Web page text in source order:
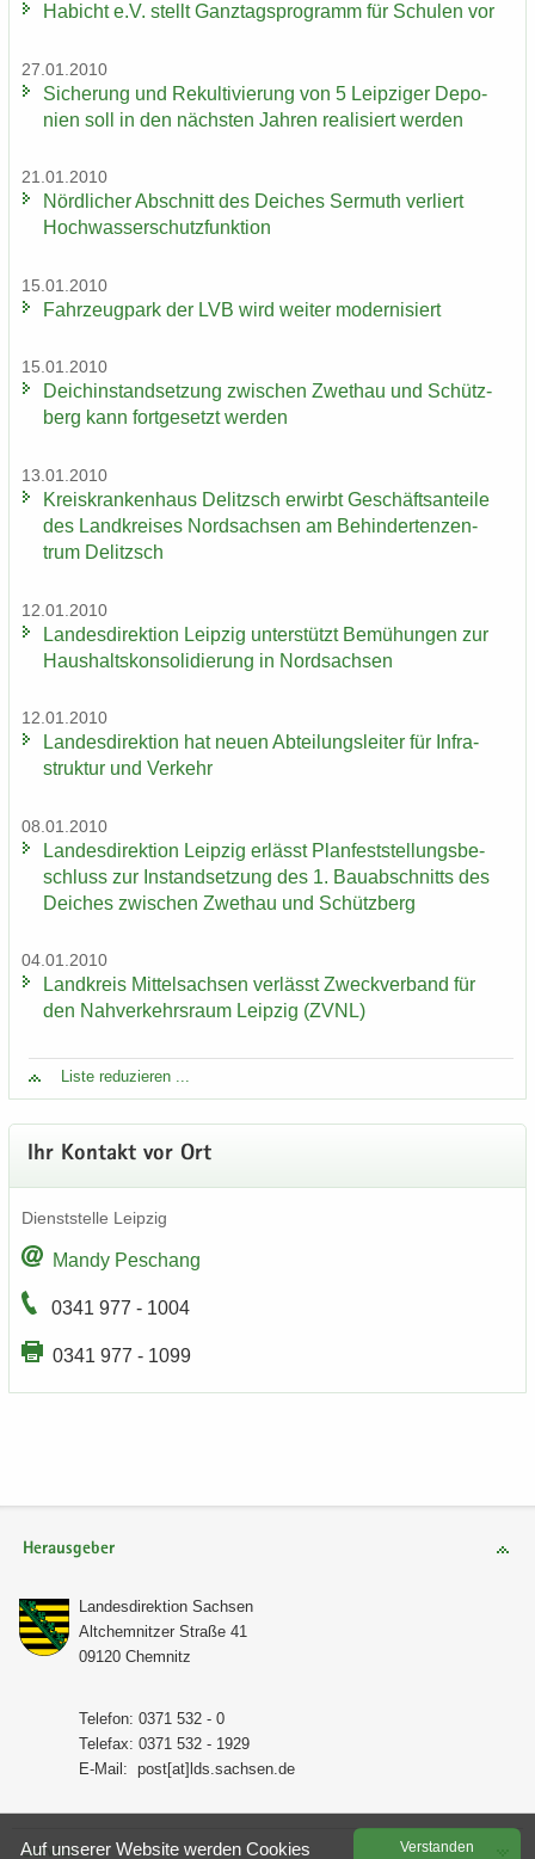
Ha­bicht e.V. stellt Ganz­tags­pro­gramm für Schu­len vor
27.01.2010
Si­che­rung und Re­kul­ti­vie­rung von 5 Leip­zi­ger De­po­
nien soll in den nächs­ten Jah­ren rea­li­siert wer­den
21.01.2010
Nörd­li­cher Ab­schnitt des Dei­ches Ser­muth ver­liert
Hoch­was­ser­schutz­funk­ti­on
15.01.2010
Fahr­zeug­park der LVB wird wei­ter mo­der­ni­siert
15.01.2010
Deich­in­stand­set­zung zwi­schen Zwet­hau und Schütz­
berg kann fort­ge­setzt wer­den
13.01.2010
Kreis­kran­ken­haus De­litzsch er­wirbt Ge­schäfts­an­tei­le
des Land­krei­ses Nord­sach­sen am Be­hin­der­ten­zen­
trum De­litzsch
12.01.2010
Lan­des­di­rek­ti­on Leip­zig un­ter­stützt Be­mü­hun­gen zur
Haus­halts­kon­so­li­die­rung in Nord­sach­sen
12.01.2010
Lan­des­di­rek­ti­on hat neuen Ab­tei­lungs­lei­ter für In­fra­
struk­tur und Ver­kehr
08.01.2010
Lan­des­di­rek­ti­on Leip­zig er­lässt Plan­fest­stel­lungs­be­
schluss zur In­stand­set­zung des 1. Bau­ab­schnitts des
Dei­ches zwi­schen Zwet­hau und Schütz­berg
04.01.2010
Land­kreis Mit­tel­sach­sen ver­lässt Zweck­ver­band für
den Nah­ver­kehrs­raum Leip­zig (ZVNL)
Liste re­du­zie­ren ...
Ihr Kon­takt vor Ort
Dienst­stel­le Leip­zig
Mandy Peschang
0341 977 - 1004
0341 977 - 1099
Herausgeber
Lan­des­di­rek­ti­on Sach­sen
Alt­chem­nit­zer Stra­ße 41
09120 Chem­nitz
Te­le­fon: 0371 532 - 0
Te­le­fax: 0371 532 - 1929
E-​Mail: post[at]lds.sach­sen.de
Service Ver­stan­den
Auf un­se­rer Web­site wer­den Coo­kies